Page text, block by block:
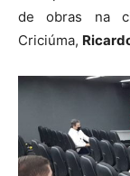
de obras na
Criciúma,